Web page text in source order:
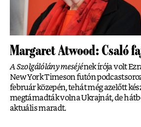
Margaret Atwood: Csaló
A Szolgálólány meséjének írója volt
New York Timeson futón
február közepén, tehát még azelőtt
megtámadták volna Ukrajnát, de
aktuális maradt.